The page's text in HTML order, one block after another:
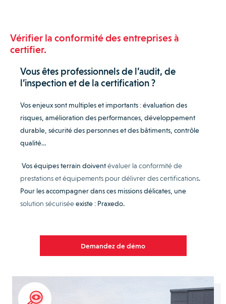
Vérifier la conformité des entreprises à
certifier.
Vous êtes professionnels de l’audit, de
l’inspection et de la certification ?
Vos enjeux sont multiples et importants : évaluation des
risques, amélioration des performances, développement
durable, sécurité des personnes et des bâtiments, contrôle
qualité…
Vos équipes terrain doiventévaluer la conformité de
prestations et équipements pour délivrer des certifications.
Pour les accompagner dans ces missions délicates, une
solution sécuriséeexiste : Praxedo.
Demandez de démo